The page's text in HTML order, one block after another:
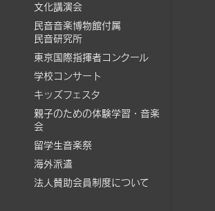
文化講演会
民音音楽博物館付属
民音研究所
東京国際指揮者コンクール
学校コンサート
キッズフェスタ
親子のための体験学習・音楽
会
留学生音楽祭
海外派遣
法人賛助会員制度について